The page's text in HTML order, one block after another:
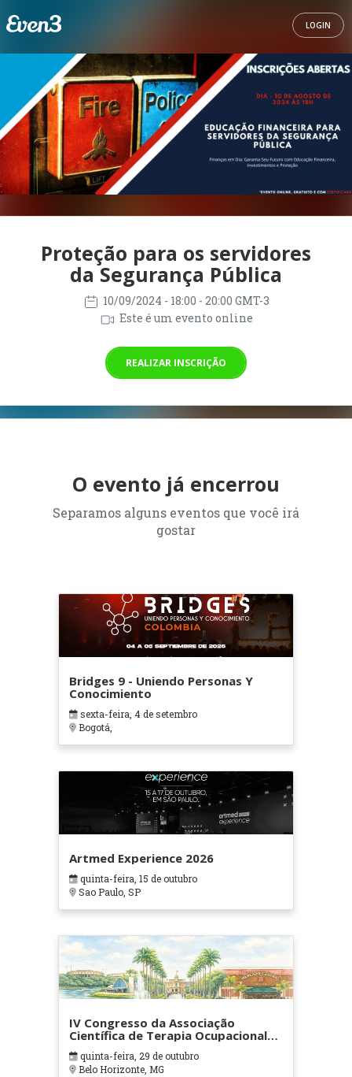
LOGIN
Proteção para os servidores
da Segurança Pública
10/09/2024 - 18:00 - 20:00 GMT-3
Este é um evento online
REALIZAR INSCRIÇÃO
O evento já encerrou
Separamos alguns eventos que você irá
gostar
Bridges 9 - Uniendo Personas Y
Conocimiento
sexta-feira, 4 de setembro
Bogotá,
Artmed Experience 2026
quinta-feira, 15 de outubro
Sao Paulo, SP
IV Congresso da Associação
Científica de Terapia Ocupacional
em Contextos Hospitalares e
Cuidados Paliativos - ATOHOSP
quinta-feira, 29 de outubro
Belo Horizonte, MG